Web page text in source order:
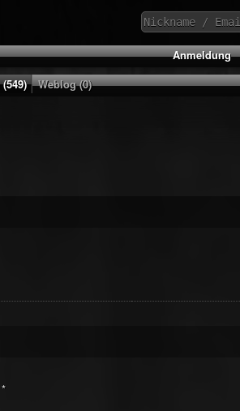
Anmeldung
Weblog (0)